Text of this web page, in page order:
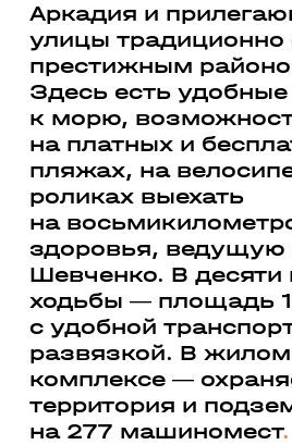
Аркадия и
улицы традиционно
престижным
Здесь есть удобные
к морю,
на платных и
пляжах, на
роликах выехать
на
здоровья, ведущую
Шевченко. В десяти
ходьбы — площадь
с удобной
развязкой. В жилом
комплексе —
территория и
на 277 машиномест